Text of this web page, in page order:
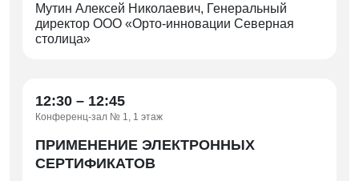
—«Здоровьесбережение как важнейшее
направление реабилитации детей-
г. Троицка».
директор ГКОУ «Общеобразовательная школа-
интернат для слепых и слабовидящих
Мутин Алексей Николаевич, Генеральный
директор ООО «Орто-инновации Северная
столица»
12:30 – 12:45
Конференц-зал № 1, 1 этаж
ПРИМЕНЕНИЕ ЭЛЕКТРОННЫХ
СЕРТИФИКАТОВ